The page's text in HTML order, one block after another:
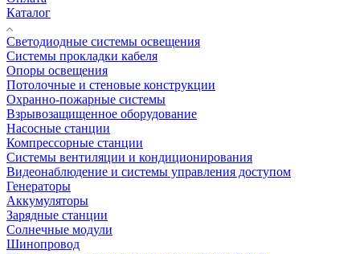
Каталог
Светодиодные системы освещения
Системы прокладки кабеля
Опоры освещения
Потолочные и стеновые конструкции
Охранно-пожарные системы
Взрывозащищенное оборудование
Насосные станции
Компрессорные станции
Системы вентиляции и кондиционирования
Видеонаблюдение и системы управления доступом
Генераторы
Аккумуляторы
Зарядные станции
Солнечные модули
Шинопровод